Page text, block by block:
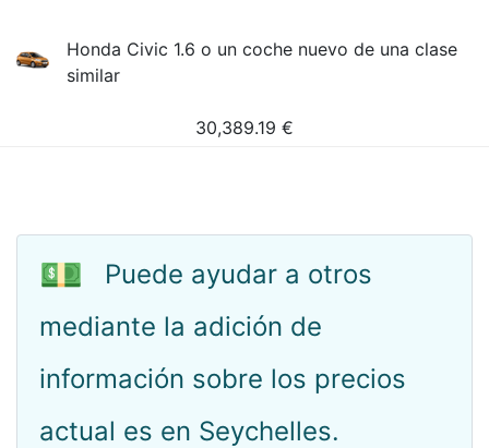
Honda Civic 1.6 o un coche nuevo de una clase
similar
30,389.19 €
💵
Puede ayudar a otros
mediante la adición de
información sobre los precios
actual es en Seychelles.